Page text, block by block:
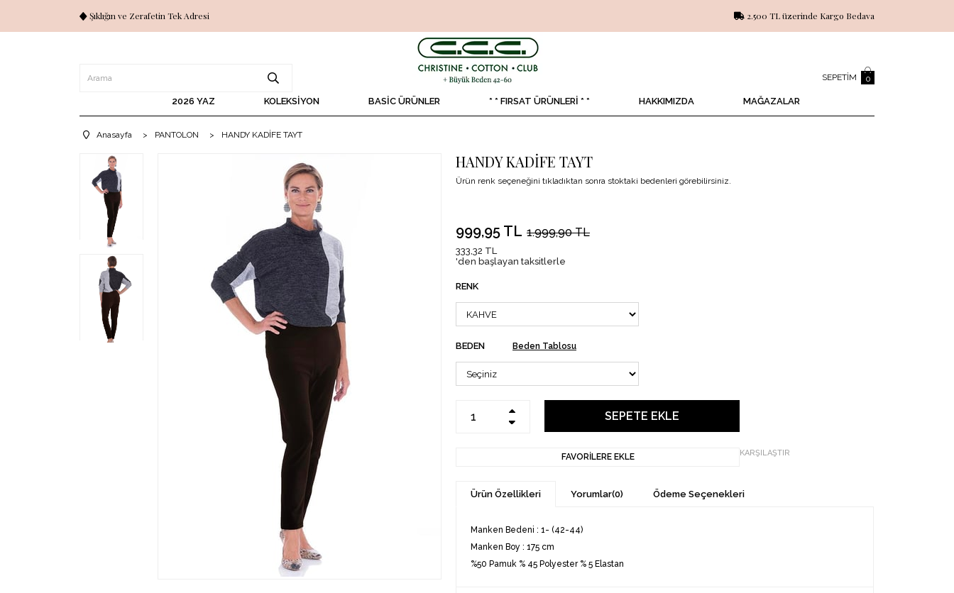
Şıklığın ve Zerafetin Tek Adresi 2.500 TL üzerinde Kargo Bedava
SEPETIM 0
2026 YAZ KOLEKSİYON BASİC ÜRÜNLER * * FIRSAT ÜRÜNLERİ * * HAKKIMIZDA MAĞAZALAR
Anasayfa > PANTOLON > HANDY KADİFE TAYT
HANDY KADİFE TAYT
Ürün renk seçeneğini tıkladıktan sonra stoktaki bedenleri görebilirsiniz.
1.999,90 TL
999,95 TL
333,32 TL
'den başlayan taksitlerle
RENK
BEDEN Beden Tablosu
FAVORILERE EKLE KARŞILAŞTIR
Ürün Özellikleri Yorumlar(0) Ödeme Seçenekleri
Manken Bedeni : 1- (42-44)
Manken Boy : 175 cm
%50 Pamuk % 45 Polyester % 5 Elastan